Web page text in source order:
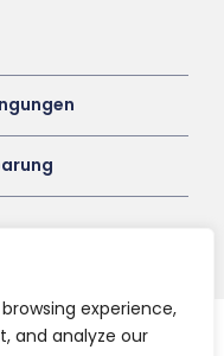
experience,
and analyze our
Reserved